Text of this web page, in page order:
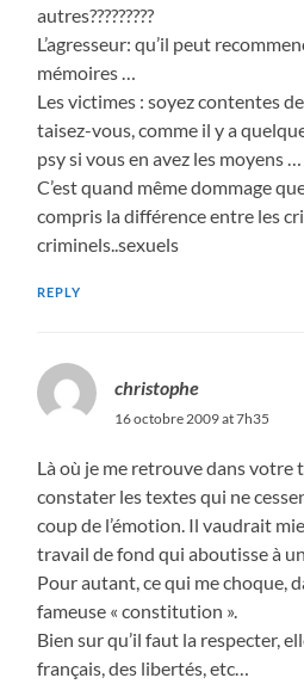
autres?????????
L’agresseur: qu’il peut
mémoires …
Les victimes : soyez contentes
taisez-vous, comme il y a
psy si vous en avez les moyens …
C’est quand même dommage
compris la différence entre les
criminels..sexuels
REPLY
christophe
16 octobre 2009 at 7h35
Là où je me retrouve dans votre
constater les textes qui ne
coup de l’émotion. Il vaudrait
travail de fond qui aboutisse à
Pour autant, ce qui me choque,
fameuse « constitution ».
Bien sur qu’il faut la respecter,
français, des libertés, etc…